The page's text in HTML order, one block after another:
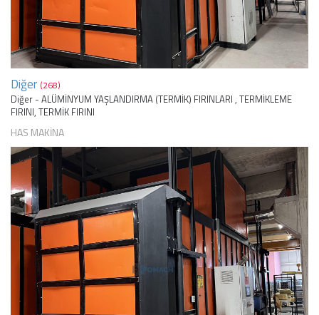
Diğer (268)
Diğer - ALÜMİNYUM YAŞLANDIRMA (TERMİK) FIRINLARI , TERMİKLEME
FIRINI, TERMİK FIRINI
HAS MAKİNA